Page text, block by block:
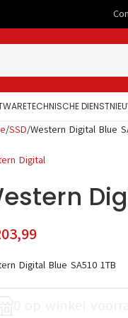
TECHNISCHE DIENST
SSD Western Digital Blue
Digital
Digital Blue SA510 1TB